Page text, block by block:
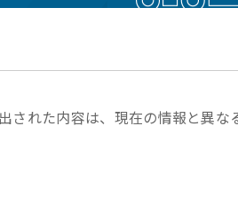
された内容は、現在の情報と異な